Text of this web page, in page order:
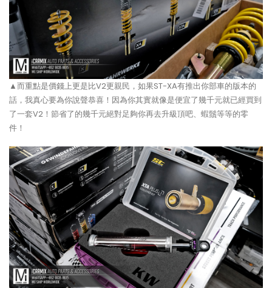
▲而重點是價錢上更是比V2更親民，如果ST-XA有推出你部車的版本的
話，我真心要為你說聲恭喜！因為你其實就像是便宜了幾千元就已經買到
了一套V2！節省了的幾千元絕對足夠你再去升級頂吧、蝦鬚等等的零
件！